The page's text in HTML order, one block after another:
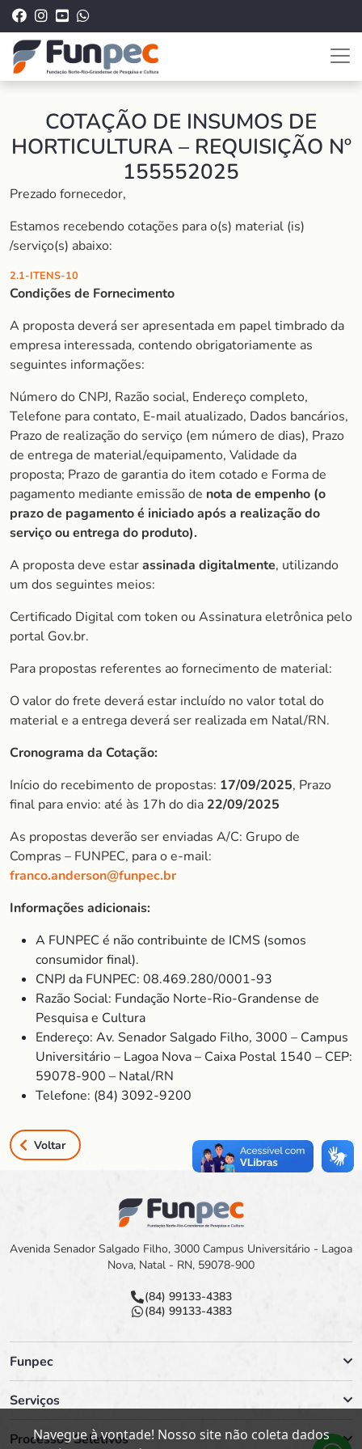
COTAÇÃO DE INSUMOS DE
HORTICULTURA – REQUISIÇÃO Nº
155552025
Prezado fornecedor,
Estamos recebendo cotações para o(s) material (is)
/serviço(s) abaixo:
2.1-ITENS-10
Condições de Fornecimento
A proposta deverá ser apresentada em papel timbrado da
empresa interessada, contendo obrigatoriamente as
seguintes informações:
Número do CNPJ, Razão social, Endereço completo,
Telefone para contato, E-mail atualizado, Dados bancários,
Prazo de realização do serviço (em número de dias), Prazo
de entrega de material/equipamento, Validade da
proposta; Prazo de garantia do item cotado e Forma de
pagamento mediante emissão de nota de empenho (o
prazo de pagamento é iniciado após a realização do
serviço ou entrega do produto).
A proposta deve estarassinada digitalmente, utilizando
um dos seguintes meios:
Certificado Digital com token ou Assinatura eletrônica pelo
portal Gov.br.
Para propostas referentes ao fornecimento de material:
O valor do frete deverá estar incluído no valor total do
material e a entrega deverá ser realizada em Natal/RN.
Cronograma da Cotação:
Início do recebimento de propostas: 17/09/2025, Prazo
final para envio: até às 17h do dia 22/09/2025
As propostas deverão ser enviadas A/C: Grupo de
Compras – FUNPEC, para o e-mail:
franco.anderson@funpec.br
Informações adicionais:
A FUNPEC é não contribuinte de ICMS (somos
consumidor final).
CNPJ da FUNPEC: 08.469.280/0001-93
Razão Social: Fundação Norte-Rio-Grandense de
Pesquisa e Cultura
Endereço: Av. Senador Salgado Filho, 3000 – Campus
Universitário – Lagoa Nova – Caixa Postal 1540 – CEP:
59078-900 – Natal/RN
Telefone: (84) 3092-9200
Voltar
Avenida Senador Salgado Filho, 3000 Campus Universitário - Lagoa
Nova, Natal - RN, 59078-900
(84) 99133-4383
(84) 99133-4383
Funpec
Serviços
Processos Seletivos
Navegue à vontade! Nosso site não coleta dados